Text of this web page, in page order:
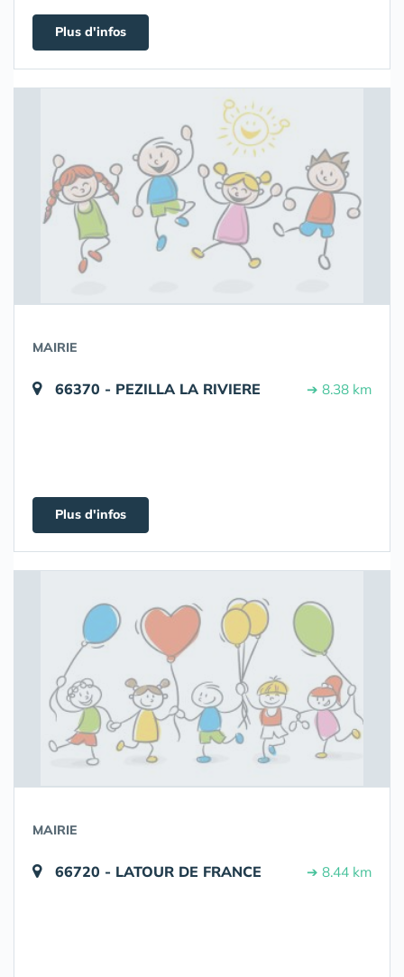
Plus d'infos
MAIRIE
66370 - PEZILLA LA RIVIERE ➔ 8.38 km
Plus d'infos
MAIRIE
66720 - LATOUR DE FRANCE ➔ 8.44 km